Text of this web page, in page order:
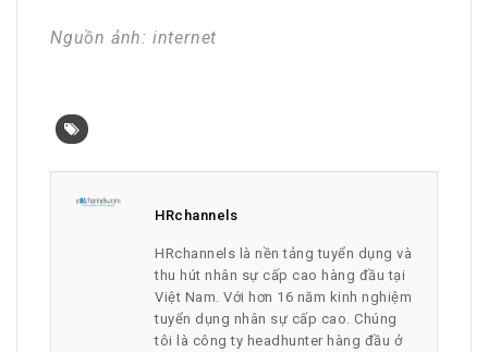
Nguồn ảnh: internet
HRchannels
HRchannels là nền tảng tuyển dụng và
thu hút nhân sự cấp cao hàng đầu tại
Việt Nam. Với hơn 16 năm kinh nghiệm
tuyển dụng nhân sự cấp cao. Chúng
tôi là công ty headhunter hàng đầu ở